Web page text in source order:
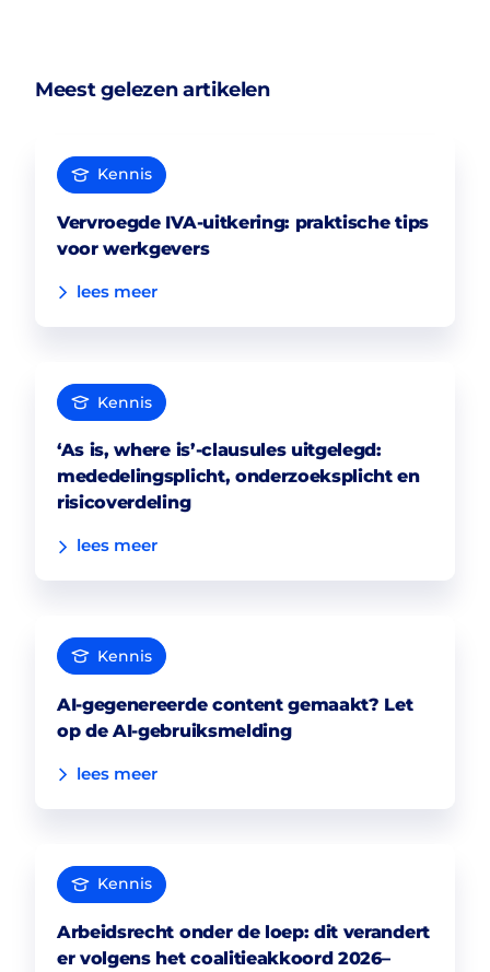
Meest gelezen artikelen
Kennis
Vervroegde IVA-uitkering: praktische tips
voor werkgevers
lees meer
Kennis
‘As is, where is’-clausules uitgelegd:
mededelingsplicht, onderzoeksplicht en
risicoverdeling
lees meer
Kennis
AI-gegenereerde content gemaakt? Let
op de AI-gebruiksmelding
lees meer
Kennis
Arbeidsrecht onder de loep: dit verandert
er volgens het coalitieakkoord 2026–